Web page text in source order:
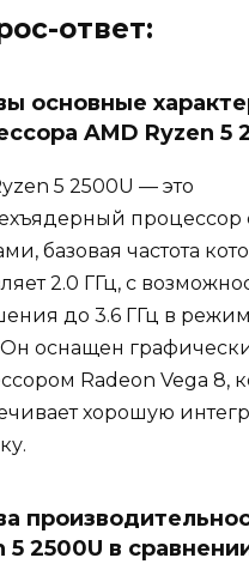
ответ:
основные
AMD Ryzen 5
5 2500U — это
процессор
базовая частота
2.0 ГГц, с
до 3.6 ГГц в
Он оснащен
Radeon Vega 8,
хорошую
5 2500U в